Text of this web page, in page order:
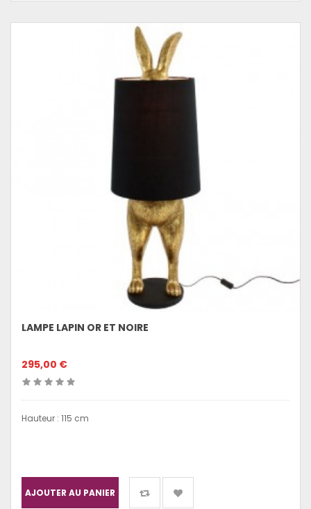
LAMPE LAPIN OR ET NOIRE
295,00 €
Hauteur : 115 cm
AJOUTER AU PANIER